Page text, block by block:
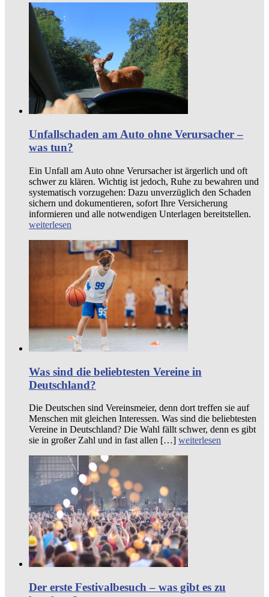
Unfallschaden am Auto ohne Verursacher –
was tun?
Ein Unfall am Auto ohne Verursacher ist ärgerlich und oft
schwer zu klären. Wichtig ist jedoch, Ruhe zu bewahren und
systematisch vorzugehen: Dazu unverzüglich den Schaden
sichern und dokumentieren, sofort Ihre Versicherung
informieren und alle notwendigen Unterlagen bereitstellen.
weiterlesen
Was sind die beliebtesten Vereine in
Deutschland?
Die Deutschen sind Vereinsmeier, denn dort treffen sie auf
Menschen mit gleichen Interessen. Was sind die beliebtesten
Vereine in Deutschland? Die Wahl fällt schwer, denn es gibt
sie in großer Zahl und in fast allen […] weiterlesen
Der erste Festivalbesuch – was gibt es zu